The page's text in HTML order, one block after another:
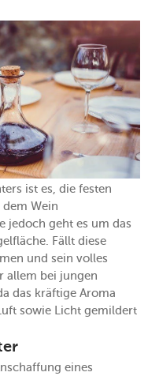
ist es, die festen
Wein
jedoch geht es um das
Fällt diese
und sein volles
allem bei jungen
das kräftige Aroma
sowie Licht gemildert
eines